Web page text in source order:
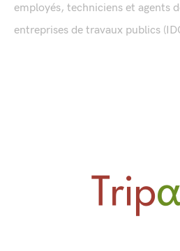
employés, techniciens et agents
entreprises de travaux publics